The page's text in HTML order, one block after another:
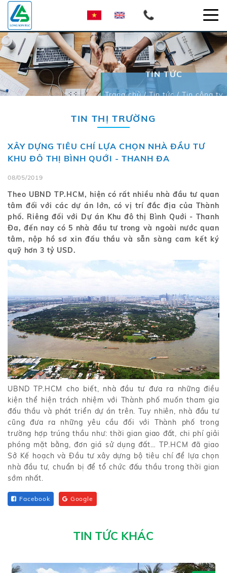
TIN TỨC
Trang chủ / Tin tức / Tin công ty
TIN THỊ TRƯỜNG
XÂY DỰNG TIÊU CHÍ LỰA CHỌN NHÀ ĐẦU TƯ
KHU ĐÔ THỊ BÌNH QUỚI - THANH ĐA
08/05/2019
Theo UBND TP.HCM, hiện có rất nhiều nhà đầu tư quan
tâm đối với các dự án lớn, có vị trí đắc địa của Thành
phố. Riêng đối với Dự án Khu đô thị Bình Quới - Thanh
Đa, đến nay có 5 nhà đầu tư trong và ngoài nước quan
tâm, nộp hồ sơ xin đấu thầu và sẵn sàng cam kết ký
quỹ hơn 3 tỷ USD.
UBND TP.HCM cho biết, nhà đầu tư đưa ra những điều
kiện thể hiện trách nhiệm với Thành phố muốn tham gia
đấu thầu và phát triển dự án trên. Tuy nhiên, nhà đầu tư
cũng đưa ra những yêu cầu đối với Thành phố trong
trường hợp trúng thầu như: thời gian giao đất, chi phí giải
phóng mặt bằng, đơn giá sử dụng đất… TP.HCM đã giao
Sở Kế hoạch và Đầu tư xây dựng bộ tiêu chí để lựa chọn
nhà đầu tư, chuẩn bị để tổ chức đấu thầu trong thời gian
sớm nhất.
Facebook Google
TIN TỨC KHÁC